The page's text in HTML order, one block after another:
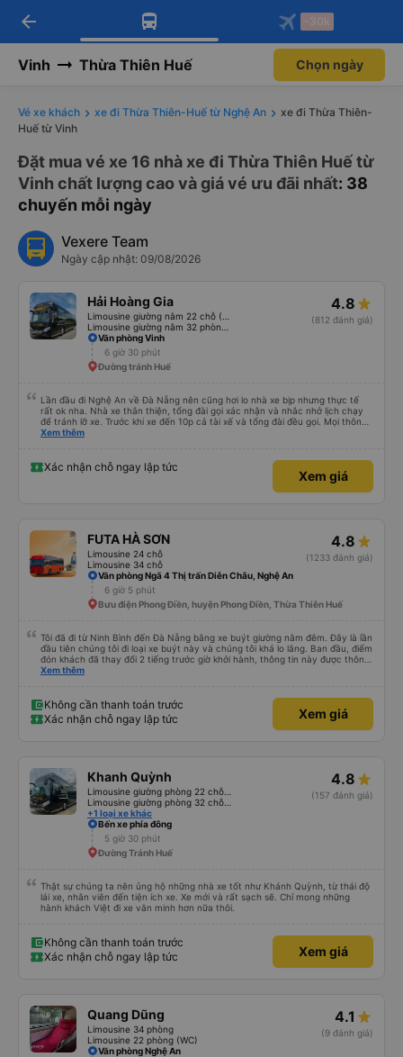
Tải app Vexere ngay!
Nhận ưu đãi thành viên độc
Mở app
Tải app Vexere
-30k/ghế khi đặt vé máy bay qua
Mở app
arrow_back -30k
Vinh Thừa Thiên Huế Chọn ngày
Vé xe khách xe đi Thừa Thiên-Huế từ Nghệ An
xe đi Thừa Thiên-
Huế từ Vinh
Đặt mua vé xe 16 nhà xe đi Thừa Thiên Huế từ
Vinh chất lượng cao và giá vé ưu đãi nhất: 38
chuyến mỗi ngày
Vexere Team
Ngày cập nhật: 09/08/2026
Hải Hoàng Gia 4.8
(812 đánh giá)
Văn phòng Vinh
6 giờ 30 phút
Đường tránh Huế
Lần đầu đi Nghệ An về Đà Nẵng nên cũng hơi lo nhà xe bịp nhưng thực tế
rất ok nha. Nhà xe thân thiện, tổng đài gọi xác nhận và nhắc nhở lịch chạy
để tránh lỡ xe. Trước khi xe đến 10p cả tài xế và tổng đài đều gọi. Mọi thông
tin về biển số xe và số điện thoại tài xế đều trùng khớp trong email nhận
thời gian dự kiến. 10 điểm, lần sau có nhu cầu sẽ chọn nhà xe này để đi Vinh
<-> Đà Nẵng
Xem thêm
Xác nhận chỗ ngay lập tức
Xem giá
FUTA HÀ SƠN
Limousine 24 chỗ
Limousine 34 chỗ
4.8
(1233 đánh giá)
Văn phòng Ngã 4 Thị trấn Diễn Châu, Nghệ An
6 giờ 5 phút
Bưu điện Phong Điền, huyện Phong Điền, Thừa Thiên Huế
Tôi đã đi từ Ninh Bình đến Đà Nẵng bằng xe buýt giường nằm đêm. Đây là lần
đầu tiên chúng tôi đi loại xe buýt này và chúng tôi khá lo lắng. Ban đầu, điểm
đón khách đã thay đổi 2 tiếng trước giờ khởi hành, thông tin này được thông
báo qua email. Chúng tôi đến đúng địa điểm lúc 9 giờ nhưng xe buýt không
phút. Khi xe buýt đến, tài xế đã đến tận nơi giúp đỡ chúng tôi và nhân viên
chăm sóc khách hàng cũng đã xác nhận qua email. Xe buýt sạch sẽ và
giường ngủ thoải mái. Tài xế rất tốt bụng và chu đáo vì biết chúng tôi là
Xem thêm
Không cần thanh toán trước
Xác nhận chỗ ngay lập tức
Xem giá
Khanh Quỳnh
+1 loại xe khác
4.8
(157 đánh giá)
Bến xe phía đông
5 giờ 30 phút
Đường Tránh Huế
Thật sự chúng ta nên ủng hộ những nhà xe tốt như Khánh Quỳnh, từ thái độ
lái xe, nhân viên đến tiện ích xe. Xe mới và rất sạch sẽ. Chỉ mong những
hành khách Việt đi xe văn minh hơn nữa thôi.
Không cần thanh toán trước
Xác nhận chỗ ngay lập tức
Xem giá
Quang Dũng
Limousine 34 phòng
Limousine 22 phòng (WC)
4.1
(9 đánh giá)
Văn phòng Nghệ An